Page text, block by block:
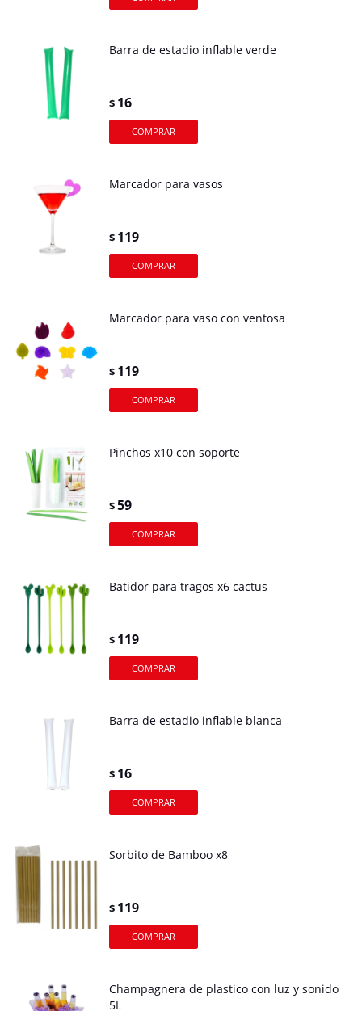
Barra de estadio inflable verde
$ 16
Marcador para vasos
$ 119
Marcador para vaso con ventosa
$ 119
Pinchos x10 con soporte
$59
Batidor para tragos x6 cactus
$ 119
Barra de estadio inflable blanca
$ 16
Sorbito de Bamboo x8
$ 119
Champagnera de plastico con luz y sonido
5L